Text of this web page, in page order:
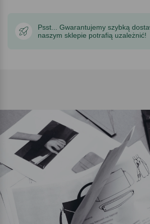
Psst... Gwarantujemy szybką
naszym sklepie potrafią uzależnić!